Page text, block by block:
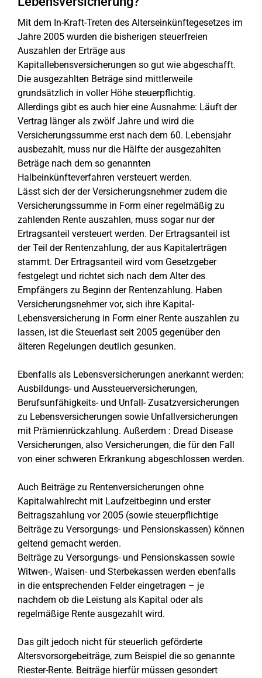
Mit dem In-Kraft-Treten des Alterseinkünftegesetzes im
Jahre 2005 wurden die bisherigen steuerfreien
Auszahlen der Erträge aus
Kapitallebensversicherungen so gut wie abgeschafft.
Die ausgezahlten Beträge sind mittlerweile
grundsätzlich in voller Höhe steuerpflichtig.
Allerdings gibt es auch hier eine Ausnahme: Läuft der
Vertrag länger als zwölf Jahre und wird die
Versicherungssumme erst nach dem 60. Lebensjahr
ausbezahlt, muss nur die Hälfte der ausgezahlten
Beträge nach dem so genannten
Halbeinkünfteverfahren versteuert werden.
Lässt sich der der Versicherungsnehmer zudem die
Versicherungssumme in Form einer regelmäßig zu
zahlenden Rente auszahlen, muss sogar nur der
Ertragsanteil versteuert werden. Der Ertragsanteil ist
der Teil der Rentenzahlung, der aus Kapitalerträgen
stammt. Der Ertragsanteil wird vom Gesetzgeber
festgelegt und richtet sich nach dem Alter des
Empfängers zu Beginn der Rentenzahlung. Haben
Versicherungsnehmer vor, sich ihre Kapital-
Lebensversicherung in Form einer Rente auszahlen zu
lassen, ist die Steuerlast seit 2005 gegenüber den
älteren Regelungen deutlich gesunken.
Ebenfalls als Lebensversicherungen anerkannt werden:
Ausbildungs- und Aussteuerversicherungen,
Berufsunfähigkeits- und Unfall- Zusatzversicherungen
zu Lebensversicherungen sowie Unfallversicherungen
mit Prämienrückzahlung. Außerdem : Dread Disease
Versicherungen, also Versicherungen, die für den Fall
von einer schweren Erkrankung abgeschlossen werden.
Auch Beiträge zu Rentenversicherungen ohne
Kapitalwahlrecht mit Laufzeitbeginn und erster
Beitragszahlung vor 2005 (sowie steuerpflichtige
Beiträge zu Versorgungs- und Pensionskassen) können
geltend gemacht werden.
Beiträge zu Versorgungs- und Pensionskassen sowie
Witwen-, Waisen- und Sterbekassen werden ebenfalls
in die entsprechenden Felder eingetragen – je
nachdem ob die Leistung als Kapital oder als
regelmäßige Rente ausgezahlt wird.
Das gilt jedoch nicht für steuerlich geförderte
Altersvorsorgebeiträge, zum Beispiel die so genannte
Riester-Rente. Beiträge hierfür müssen gesondert